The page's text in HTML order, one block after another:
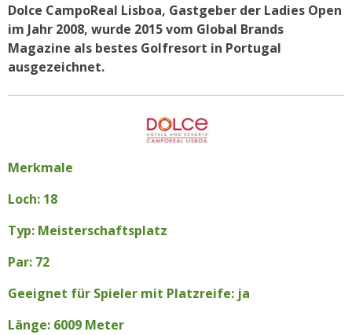
Dolce CampoReal Lisboa, Gastgeber der Ladies Open
im Jahr 2008, wurde 2015 vom Global Brands
Magazine als bestes Golfresort in Portugal
ausgezeichnet.
Merkmale
Loch: 18
Typ: Meisterschaftsplatz
Par: 72
Geeignet für Spieler mit Platzreife: ja
Länge: 6009 Meter